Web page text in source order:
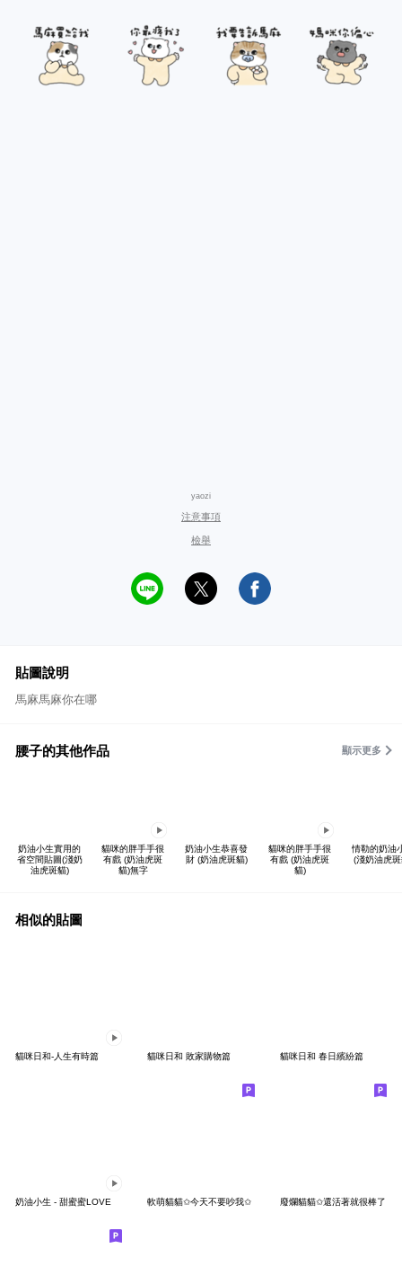
yaozi
注意事項
檢舉
貼圖說明
馬麻馬麻你在哪
腰子的其他作品 顯示更多
奶油小生實用的
省空間貼圖(淺奶
油虎斑貓)
貓咪的胖手手很
有戲 (奶油虎斑
貓)無字
奶油小生恭喜發
財 (奶油虎斑貓)
貓咪的胖手手很
有戲 (奶油虎斑
貓)
情勒的奶油
(淺奶油虎
相似的貼圖
貓咪日和-人生有時篇 貓咪日和 敗家購物篇 貓咪日和 春日繽紛篇
奶油小生 - 甜蜜蜜LOVE 軟萌貓貓✩今天不要吵我✩ 廢爛貓貓✩還活著就很棒了